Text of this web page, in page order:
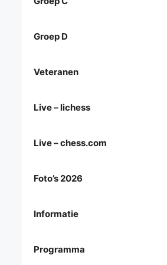
Groep D
Veteranen
Live – lichess
Live – chess.com
Foto’s 2026
Informatie
Programma